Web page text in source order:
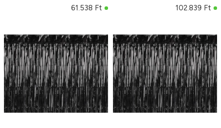
61.538 Ft 102.839 Ft